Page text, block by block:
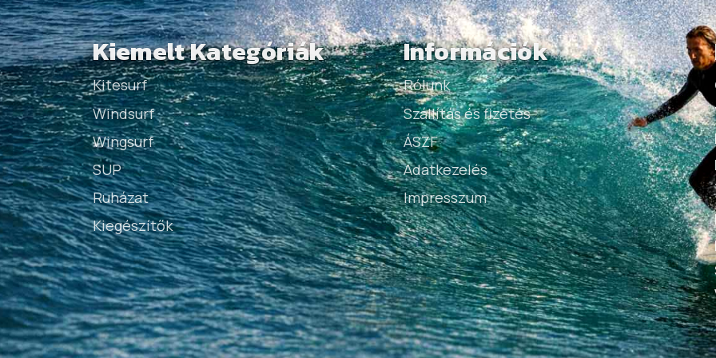
Kiemelt Kategóriák
Kitesurf
Windsurf
Wingsurf
SUP
Ruházat
Kiegészítők
Információk
Rólunk
Szállítás és fizetés
ÁSZF
Adatkezelés
Impresszum